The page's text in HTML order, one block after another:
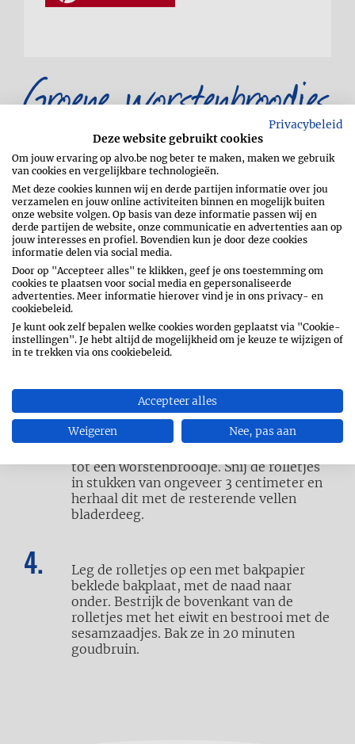
Groene worstenbroodjes
Verwarm de oven voor op 200 °C. Knijp de
geraspte courgette goed uit en hak de
spinazie fijn.
Laat de bonen goed uitlekken en prak ze
fijn met een vork. Voeg de spinazie, de
courgette, de twee kazen en de eierdooier
Beleg een vel bladerdeeg in de lengte met
1/4 van het mengsel, ongeveer 2,5
tot een worstenbroodje. Snij de rolletjes
in stukken van ongeveer 3 centimeter en
herhaal dit met de resterende vellen
bladerdeeg.
Leg de rolletjes op een met bakpapier
beklede bakplaat, met de naad naar
onder. Bestrijk de bovenkant van de
rolletjes met het eiwit en bestrooi met de
sesamzaadjes. Bak ze in 20 minuten
goudbruin.
Privacybeleid
Deze website gebruikt cookies
Om jouw ervaring op alvo.be nog beter te maken, maken we gebruik
van cookies en vergelijkbare technologieën.
Met deze cookies kunnen wij en derde partijen informatie over jou
verzamelen en jouw online activiteiten binnen en mogelijk buiten
onze website volgen. Op basis van deze informatie passen wij en
derde partijen de website, onze communicatie en advertenties aan op
jouw interesses en profiel. Bovendien kun je door deze cookies
informatie delen via social media.
Door op "Accepteer alles" te klikken, geef je ons toestemming om
cookies te plaatsen voor social media en gepersonaliseerde
advertenties. Meer informatie hierover vind je in ons privacy- en
cookiebeleid.
Je kunt ook zelf bepalen welke cookies worden geplaatst via "Cookie-
instellingen". Je hebt altijd de mogelijkheid om je keuze te wijzigen of
in te trekken via ons cookiebeleid.
Accepteer alles
Weigeren Nee, pas aan